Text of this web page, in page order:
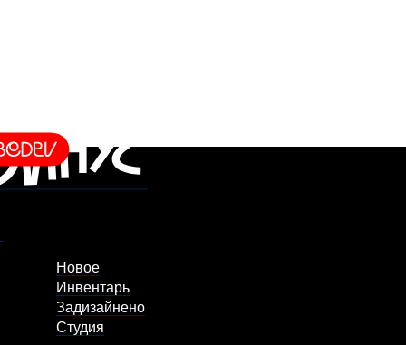
Новое
Инвентарь
Задизайнено
Студия